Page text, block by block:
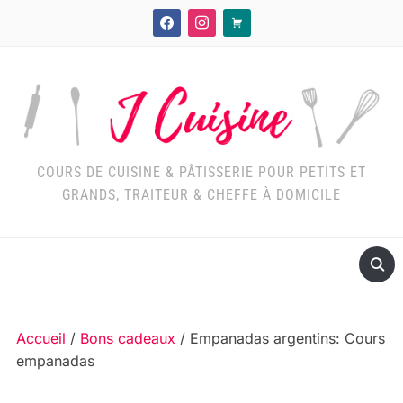
facebookinstagram
cart
COURS DE CUISINE & PÂTISSERIE POUR PETITS ET
GRANDS, TRAITEUR & CHEFFE À DOMICILE
Accueil / Bons cadeaux / Empanadas argentins: Cours
empanadas